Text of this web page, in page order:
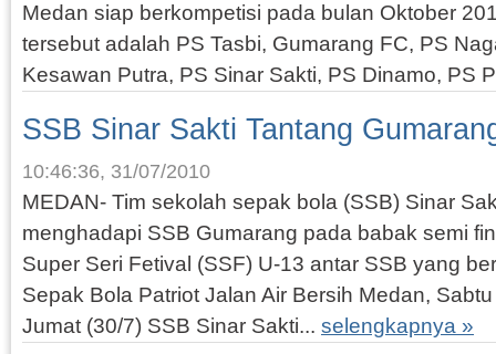
Medan siap berkompetisi pada bulan Oktober
tersebut adalah PS Tasbi, Gumarang FC, PS
Kesawan Putra, PS Sinar Sakti, PS Dinamo, PS
SSB Sinar Sakti Tantang
10:46:36, 31/07/2010
MEDAN- Tim sekolah sepak bola (SSB) Sinar
menghadapi SSB Gumarang pada babak semi
Super Seri Fetival (SSF) U-13 antar SSB yang
Sepak Bola Patriot Jalan Air Bersih Medan,
Jumat (30/7) SSB Sinar Sakti... selengkapnya »